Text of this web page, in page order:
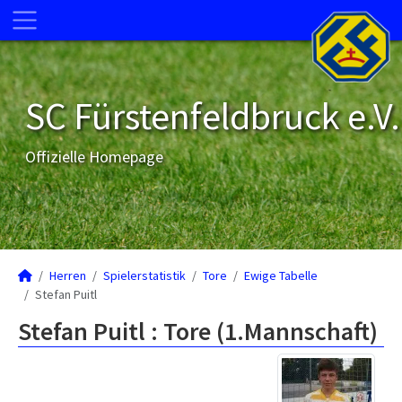
SC Fürstenfeldbruck e.V.
Offizielle Homepage
Herren Spielerstatistik Tore
Ewige Tabelle
Stefan Puitl
Stefan Puitl : Tore (1.Mannschaft)